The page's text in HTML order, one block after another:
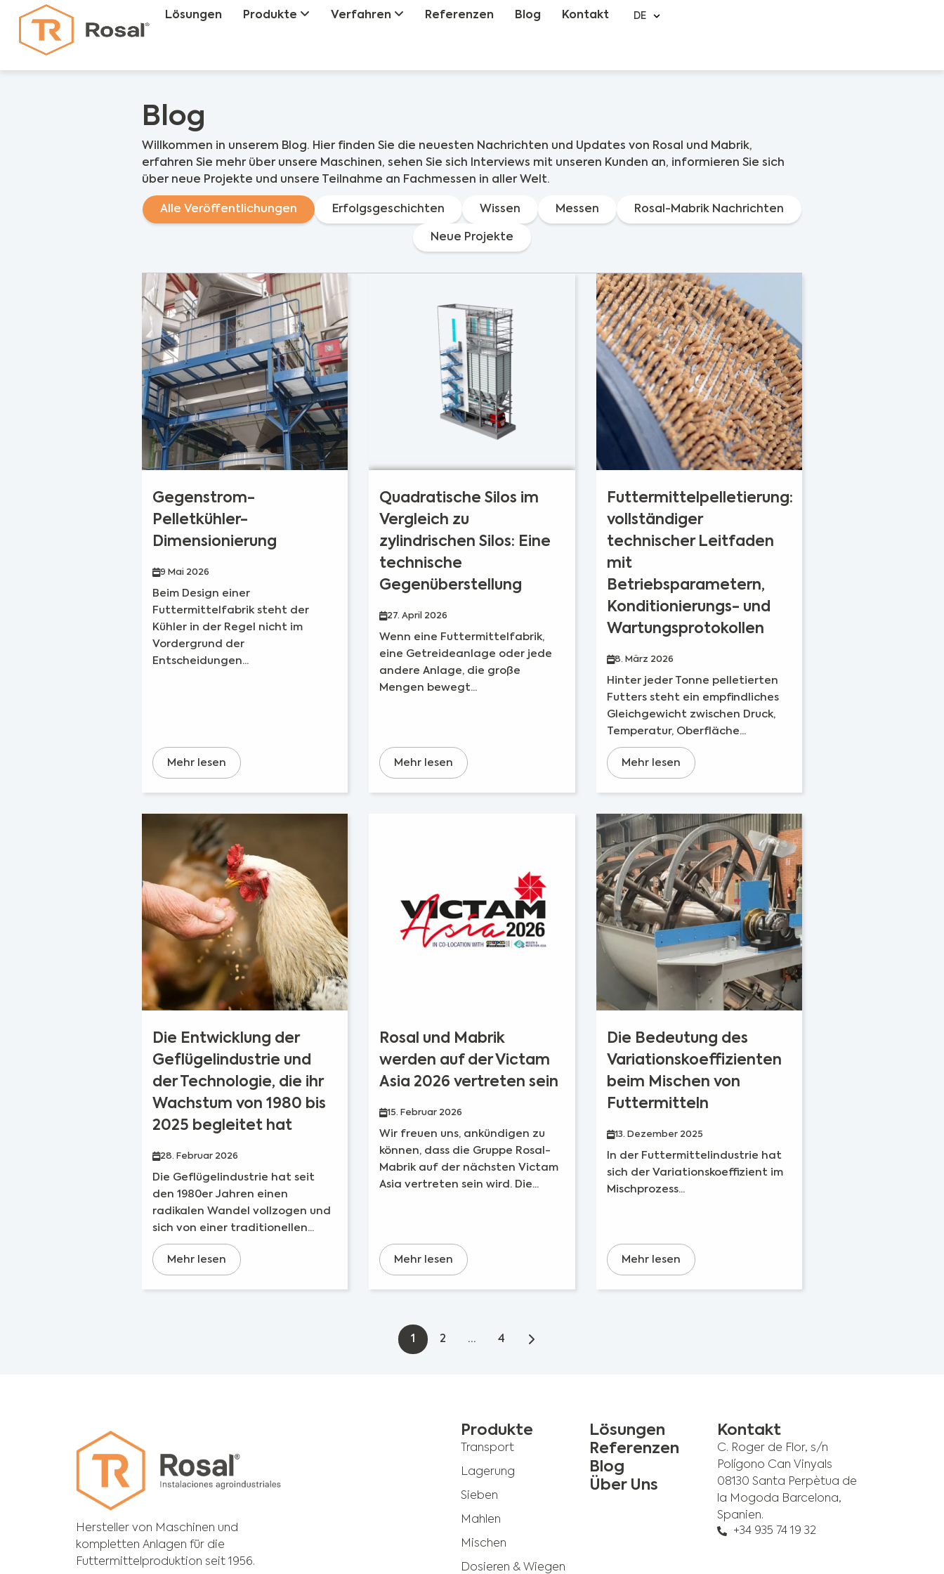
Lösungen Produkte Verfahren Referenzen Blog Kontakt DE
Blog
Willkommen in unserem Blog. Hier finden Sie die neuesten Nachrichten und Updates von Rosal und Mabrik,
erfahren Sie mehr über unsere Maschinen, sehen Sie sich Interviews mit unseren Kunden an, informieren Sie sich
über neue Projekte und unsere Teilnahme an Fachmessen in aller Welt.
Alle Veröffentlichungen Erfolgsgeschichten Wissen Messen Rosal-Mabrik Nachrichten
Neue Projekte
Gegenstrom-
Pelletkühler-
Dimensionierung
9 Mai 2026
Beim Design einer
Futtermittelfabrik steht der
Kühler in der Regel nicht im
Vordergrund der
Entscheidungen...
Mehr lesen
Quadratische Silos im
Vergleich zu
zylindrischen Silos: Eine
technische
Gegenüberstellung
27. April 2026
Wenn eine Futtermittelfabrik,
eine Getreideanlage oder jede
andere Anlage, die große
Mengen bewegt...
Mehr lesen
Futtermittelpelletierung:
vollständiger
technischer Leitfaden
mit
Betriebsparametern,
Konditionierungs- und
Wartungsprotokollen
8. März 2026
Hinter jeder Tonne pelletierten
Futters steht ein empfindliches
Gleichgewicht zwischen Druck,
Temperatur, Oberfläche...
Mehr lesen
Die Entwicklung der
Geflügelindustrie und
der Technologie, die ihr
Wachstum von 1980 bis
2025 begleitet hat
28. Februar 2026
Die Geflügelindustrie hat seit
den 1980er Jahren einen
radikalen Wandel vollzogen und
sich von einer traditionellen...
Mehr lesen
Rosal und Mabrik
werden auf der Victam
Asia 2026 vertreten sein
15. Februar 2026
Wir freuen uns, ankündigen zu
können, dass die Gruppe Rosal-
Mabrik auf der nächsten Victam
Asia vertreten sein wird. Die...
Mehr lesen
Die Bedeutung des
Variationskoeffizienten
beim Mischen von
Futtermitteln
13. Dezember 2025
In der Futtermittelindustrie hat
sich der Variationskoeffizient im
Mischprozess...
Mehr lesen
1 2 ... 4
Hersteller von Maschinen und
kompletten Anlagen für die
Futtermittelproduktion seit 1956.
Produkte
Transport
Lagerung
Sieben
Mahlen
Mischen
Dosieren & Wiegen
Lösungen
Referenzen
Blog
Über Uns
Kontakt
C. Roger de Flor, s/n
Polígono Can Vinyals
08130 Santa Perpètua de
la Mogoda Barcelona,
Spanien.
+34 935 74 19 32